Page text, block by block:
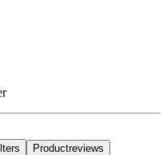
Productreviews